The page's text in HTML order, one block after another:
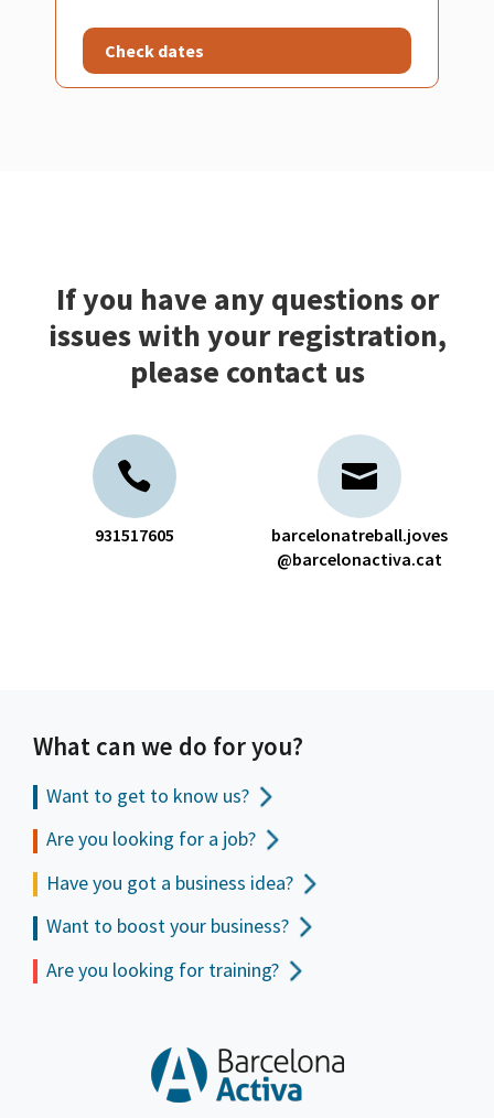
Check dates
If you have any questions or
issues with your registration,
please contact us
931517605
barcelonatreball.joves
@barcelonactiva.cat
What can we do for you?
Want to get to know us?
Are you looking for a job?
Have you got a business idea?
Want to boost your business?
Are you looking for training?